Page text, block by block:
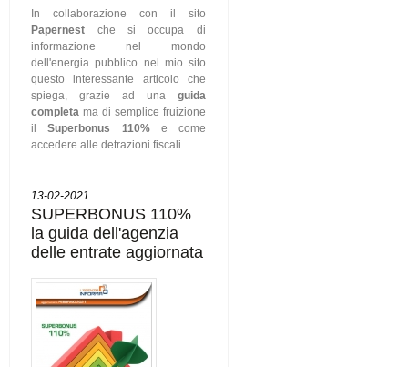
In collaborazione con il sito
Papernest che si occupa di
informazione nel mondo
dell'energia pubblico nel mio sito
questo interessante articolo che
spiega, grazie ad una guida
completa ma di semplice fruizione
ilSuperbonus 110%e come
accedere alle detrazioni fiscali.
13-02-2021
SUPERBONUS 110%
la guida dell'agenzia
delle entrate aggiornata